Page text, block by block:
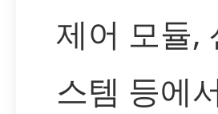
제어 모듈,
스템 등에